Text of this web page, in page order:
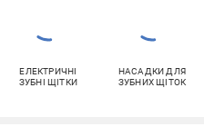
ЕЛЕКТРИЧНІ
ЗУБНІ ЩІТКИ
НАСАДКИ ДЛЯ
ЗУБНИХ ЩІТОК